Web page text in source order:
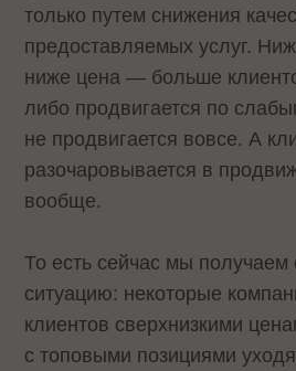
только путем снижения
предоставляемых услуг.
ниже цена — больше
либо продвигается по
не продвигается вовсе. А
разочаровывается в
вообще.
То есть сейчас мы получаем
ситуацию: некоторые
клиентов сверхнизкими
с топовыми позициями